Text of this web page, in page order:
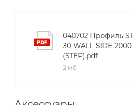
040702 Профиль
30-WALL-SIDE-2000
(STEP).pdf
2 мб